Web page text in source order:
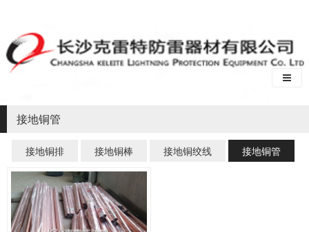
接地铜管
接地铜排 接地铜棒 接地铜绞线 接地铜管